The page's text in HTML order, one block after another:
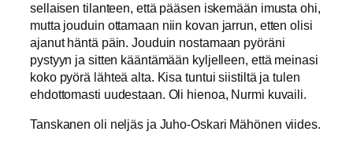
sellaisen tilanteen, että pääsen iskemään imusta ohi,
mutta jouduin ottamaan niin kovan jarrun, etten olisi
ajanut häntä päin. Jouduin nostamaan pyöräni
pystyyn ja sitten kääntämään kyljelleen, että meinasi
koko pyörä lähteä alta. Kisa tuntui siistiltä ja tulen
ehdottomasti uudestaan. Oli hienoa, Nurmi kuvaili.
Tanskanen oli neljäs ja Juho-Oskari Mähönen viides.